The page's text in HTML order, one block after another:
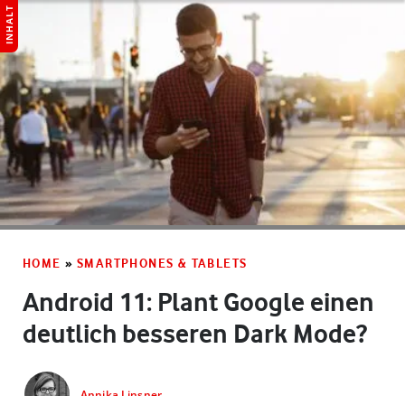
INHALT
HOME » SMARTPHONES & TABLETS
Android 11: Plant Google einen
deutlich besseren Dark Mode?